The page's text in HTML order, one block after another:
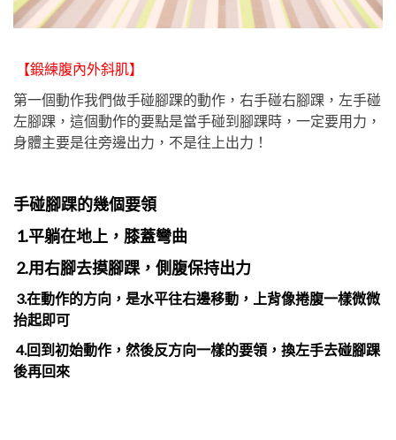
【鍛練腹內外斜肌】
第一個動作我們做手碰腳踝的動作，右手碰右腳踝，左手碰
左腳踝，這個動作的要點是當手碰到腳踝時，一定要用力，
身體主要是往旁邊出力，不是往上出力！
手碰腳踝的幾個要領
1.平躺在地上，膝蓋彎曲
2.用右腳去摸腳踝，側腹保持出力
3.在動作的方向，是水平往右邊移動，上背像捲腹一樣微微
抬起即可
4.回到初始動作，然後反方向一樣的要領，換左手去碰腳踝
後再回來